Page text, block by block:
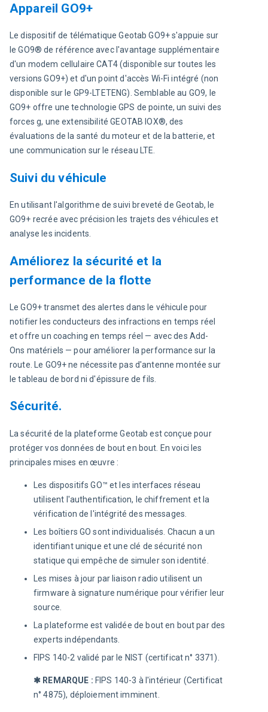
Appareil GO9+
Le dispositif de télématique Geotab GO9+ s'appuie sur
le GO9® de référence avec l'avantage supplémentaire
d'un modem cellulaire CAT4 (disponible sur toutes les
versions GO9+) et d'un point d'accès Wi-Fi intégré (non
disponible sur le GP9-LTETENG). Semblable au GO9, le
GO9+ offre une technologie GPS de pointe, un suivi des
forces g, une extensibilité GEOTAB IOX®, des
évaluations de la santé du moteur et de la batterie, et
une communication sur le réseau LTE.
Suivi du véhicule
En utilisant l'algorithme de suivi breveté de Geotab, le
GO9+ recrée avec précision les trajets des véhicules et
analyse les incidents.
Améliorez la sécurité et la
performance de la flotte
Le GO9+ transmet des alertes dans le véhicule pour
notifier les conducteurs des infractions en temps réel
et offre un coaching en temps réel — avec des Add-
Ons matériels — pour améliorer la performance sur la
route. Le GO9+ ne nécessite pas d'antenne montée sur
le tableau de bord ni d'épissure de fils.
Sécurité.
La sécurité de la plateforme Geotab est conçue pour
protéger vos données de bout en bout. En voici les
principales mises en œuvre :
Les dispositifs GO™ et les interfaces réseau
utilisent l'authentification, le chiffrement et la
vérification de l'intégrité des messages.
Les boîtiers GO sont individualisés. Chacun a un
identifiant unique et une clé de sécurité non
statique qui empêche de simuler son identité.
Les mises à jour par liaison radio utilisent un
firmware à signature numérique pour vérifier leur
source.
La plateforme est validée de bout en bout par des
experts indépendants.
FIPS 140-2 validé par le NIST (certificat n° 3371).
✱ REMARQUE : FIPS 140-3 à l'intérieur (Certificat
n° 4875), déploiement imminent.